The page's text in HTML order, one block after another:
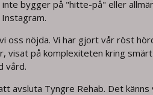
Toolkit: Pain Self Management –
Toolkit: Pain Self Management –
bygger på "hitte-på" eller
oss nöjda. Vi har gjort vår röst
visat på komplexiteten kring
vård.
avsluta Tyngre Rehab. Det